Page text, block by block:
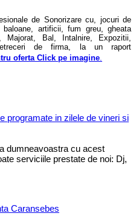
de Sonorizare cu, jocuri de
artificii, fum greu, gheata
Bal, Intalnire, Expozitii,
de firma, la un raport
oferta Click pe imagine.
programate in zilele de vineri si
dumneavoastra cu acest
serviciile prestate de noi: Dj,
Caransebes